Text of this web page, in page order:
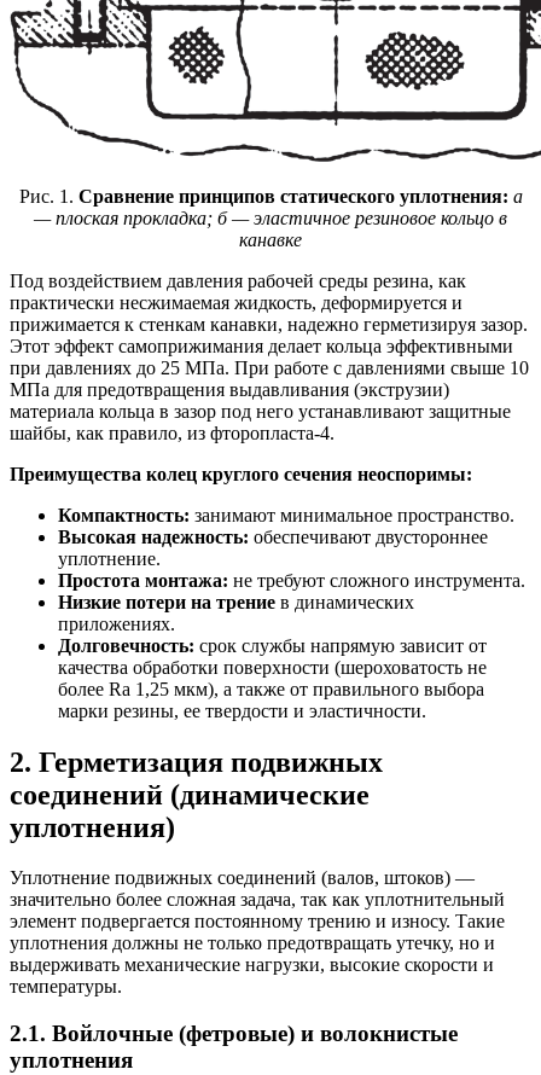
Рис. 1. Сравнение принципов статического уплотнения: а
— плоская прокладка; б — эластичное резиновое кольцо в
канавке
Под воздействием давления рабочей среды резина, как
практически несжимаемая жидкость, деформируется и
прижимается к стенкам канавки, надежно герметизируя зазор.
Этот эффект самоприжимания делает кольца эффективными
при давлениях до 25 МПа. При работе с давлениями свыше 10
МПа для предотвращения выдавливания (экструзии)
материала кольца в зазор под него устанавливают защитные
шайбы, как правило, из фторопласта-4.
Преимущества колец круглого сечения неоспоримы:
Компактность: занимают минимальное пространство.
Высокая надежность: обеспечивают двустороннее
уплотнение.
Простота монтажа: не требуют сложного инструмента.
Низкие потери на трение в динамических
приложениях.
Долговечность: срок службы напрямую зависит от
качества обработки поверхности (шероховатость не
более Ra 1,25 мкм), а также от правильного выбора
марки резины, ее твердости и эластичности.
2. Герметизация подвижных
соединений (динамические
уплотнения)
Уплотнение подвижных соединений (валов, штоков) —
значительно более сложная задача, так как уплотнительный
элемент подвергается постоянному трению и износу. Такие
уплотнения должны не только предотвращать утечку, но и
выдерживать механические нагрузки, высокие скорости и
температуры.
2.1. Войлочные (фетровые) и волокнистые
уплотнения